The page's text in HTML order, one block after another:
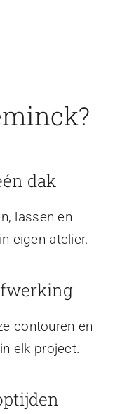
dak
lassen en
eigen atelier.
contouren en
elk project.